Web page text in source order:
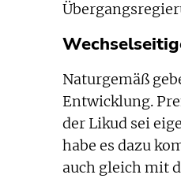
Naturgemäß
Entwicklung.
der Likud sei
habe es dazu
auch gleich mit